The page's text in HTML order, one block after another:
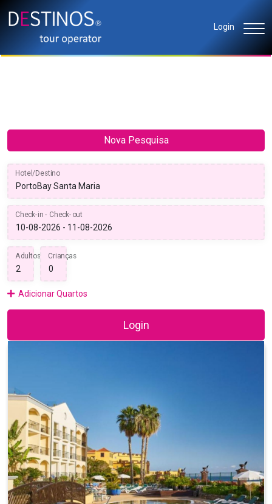
Login
Nova Pesquisa
Hotel/Destino
Check-in - Check-out
Adultos Crianças
Adicionar Quartos
Login